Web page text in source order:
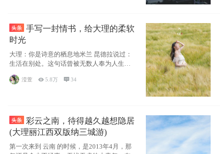
手写一封情书，给大理的柔软
时光
大理：你是诗意的栖息地米兰 昆德拉说过：
生活在别处。这句话曾被无数人奉为人生信
条，并
滢萱 5.8万 34
彩云之南，待得越久越想隐居
(大理丽江西双版纳三城游)
第一次来到 云南 的时候，是2013年4月，那